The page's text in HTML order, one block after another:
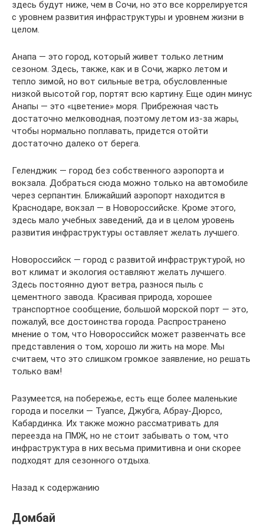
здесь будут ниже, чем в Сочи, но это все коррелируется
с уровнем развития инфраструктуры и уровнем жизни в
целом.
Анапа — это город, который живет только летним
сезоном. Здесь, также, как и в Сочи, жарко летом и
тепло зимой, но вот сильные ветра, обусловленные
низкой высотой гор, портят всю картину. Еще один минус
Анапы — это «цветение» моря. Прибрежная часть
достаточно мелководная, поэтому летом из-за жары,
чтобы нормально поплавать, придется отойти
достаточно далеко от берега.
Геленджик — город без собственного аэропорта и
вокзала. Добраться сюда можно только на автомобиле
через серпантин. Ближайший аэропорт находится в
Краснодаре, вокзал — в Новороссийске. Кроме этого,
здесь мало учебных заведений, да и в целом уровень
развития инфраструктуры оставляет желать лучшего.
Новороссийск — город с развитой инфраструктурой, но
вот климат и экология оставляют желать лучшего.
Здесь постоянно дуют ветра, разнося пыль с
цементного завода. Красивая природа, хорошее
транспортное сообщение, большой морской порт — это,
пожалуй, все достоинства города. Распространено
мнение о том, что Новороссийск может развенчать все
представления о том, хорошо ли жить на море. Мы
считаем, что это слишком громкое заявление, но решать
только вам!
Разумеется, на побережье, есть еще более маленькие
города и поселки — Туапсе, Джубга, Абрау-Дюрсо,
Кабардинка. Их также можно рассматривать для
переезда на ПМЖ, но не стоит забывать о том, что
инфраструктура в них весьма примитивна и они скорее
подходят для сезонного отдыха.
Назад к содержанию
Домбай